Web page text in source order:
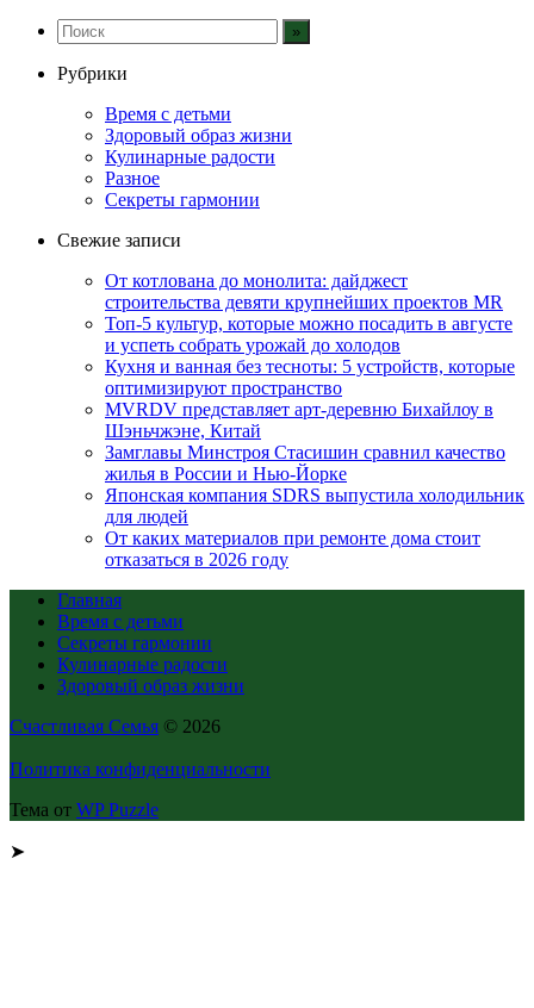
Рубрики
Время с детьми
Здоровый образ жизни
Кулинарные радости
Разное
Секреты гармонии
Свежие записи
От котлована до монолита: дайджест
строительства девяти крупнейших проектов MR
Топ-5 культур, которые можно посадить в августе
и успеть собрать урожай до холодов
Кухня и ванная без тесноты: 5 устройств, которые
оптимизируют пространство
MVRDV представляет арт-деревню Бихайлоу в
Шэньчжэне, Китай
Замглавы Минстроя Стасишин сравнил качество
жилья в России и Нью-Йорке
Японская компания SDRS выпустила холодильник
для людей
От каких материалов при ремонте дома стоит
отказаться в 2026 году
Главная
Время с детьми
Секреты гармонии
Кулинарные радости
Здоровый образ жизни
Счастливая Семья © 2026
Политика конфиденциальности
Тема от WP Puzzle
➤